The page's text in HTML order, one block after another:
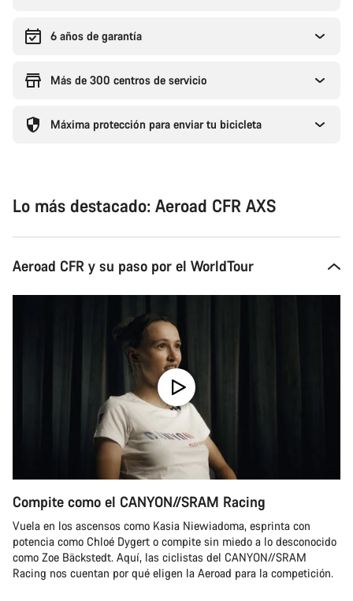
6 años de garantía
Más de 300 centros de servicio
Máxima protección para enviar tu bicicleta
Lo más destacado: Aeroad CFR AXS
Aeroad CFR y su paso por el WorldTour
Compite como el CANYON//SRAM Racing
Vuela en los ascensos como Kasia Niewiadoma, esprinta con
potencia como Chloé Dygert o compite sin miedo a lo desconocido
como Zoe Bäckstedt. Aquí, las ciclistas del CANYON//SRAM
Racing nos cuentan por qué eligen la Aeroad para la competición.